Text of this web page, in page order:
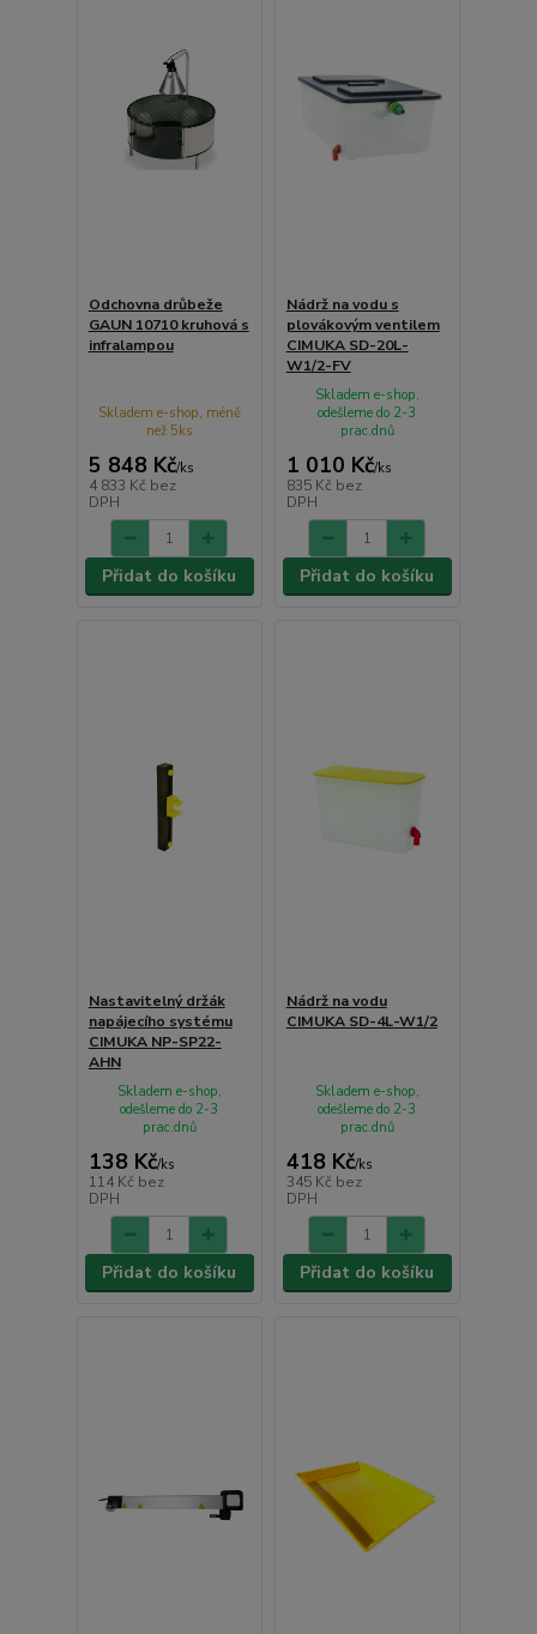
Odchovna drůbeže
GAUN 10710 kruhová s
infralampou
5 848 Kč/ks
4 833 Kč bez
DPH
Skladem e-shop, méně
než 5ks
Přidat do košíku
Nádrž na vodu s
plovákovým ventilem
CIMUKA SD-20L-
W1/2-FV
1 010 Kč/ks
835 Kč bez
DPH
Skladem e-shop,
odešleme do 2-3
prac.dnů
Přidat do košíku
Nastavitelný držák
napájecího systému
CIMUKA NP-SP22-
AHN
138 Kč/ks
114 Kč bez
DPH
Skladem e-shop,
odešleme do 2-3
prac.dnů
Přidat do košíku
Nádrž na vodu
CIMUKA SD-4L-W1/2
418 Kč/ks
345 Kč bez
DPH
Skladem e-shop,
odešleme do 2-3
prac.dnů
Přidat do košíku